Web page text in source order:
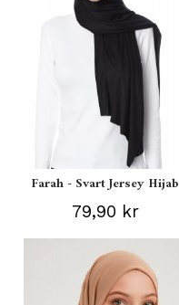
Farah - Svart Jersey Hijab
79,90 kr